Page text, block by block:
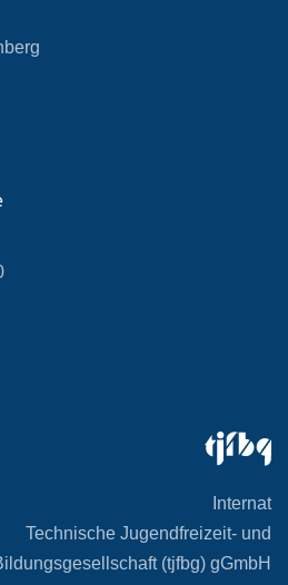
Internat
Technische Jugendfreizeit- und
(tjfbg) gGmbH